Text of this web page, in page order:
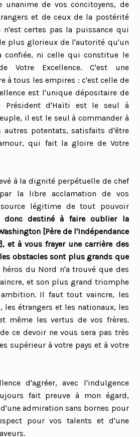
de vos concitoyens, de
et de ceux de la postérité
certes pas la puissance qui
plus glorieux de l'autorité qu'un
confiée, ni celle qui constitue le
Votre Excellence. C'est une
à tous les empires : c'est celle de
est l'unique dépositaire de
Président d'Haïti est le seul à
il est le seul à commander à
autres potentats, satisfaits d'être
qui fait la gloire de Votre
à la dignité perpétuelle de chef
la libre acclamation de vos
source légitime de tout pouvoir
donc destiné à faire oublier la
[Père de l'Indépendance
], et à vous frayer une carrière des
obstacles sont plus grands que
du Nord n'a trouvé que des
et son plus grand triomphe
Il faut tout vaincre, les
les étrangers et les nationaux, les
même les vertus de vos frères.
ce devoir ne vous sera pas très
supérieur à votre pays et à votre
d'agréer, avec l'indulgence
fait preuve à mon égard,
admiration sans bornes pour
pour vos talents et d'une